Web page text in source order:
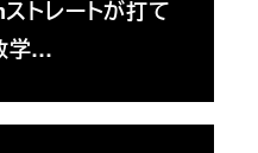
トレートが打て
学…